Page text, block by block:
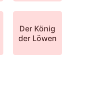
Der König
der Löwen